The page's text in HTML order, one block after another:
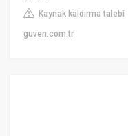
Kaynak kaldırma talebi
guven.com.tr